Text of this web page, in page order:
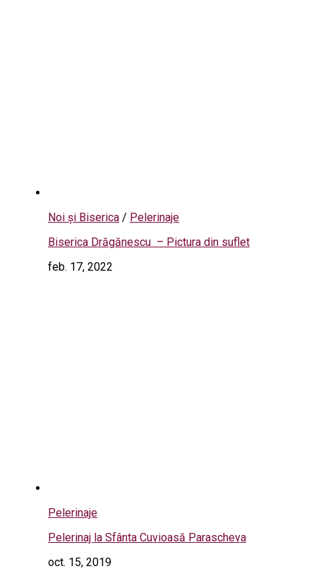
Noi și Biserica / Pelerinaje
Biserica Drăgănescu – Pictura din suflet
feb. 17, 2022
Pelerinaje
Pelerinaj la Sfânta Cuvioasă Parascheva
oct. 15, 2019